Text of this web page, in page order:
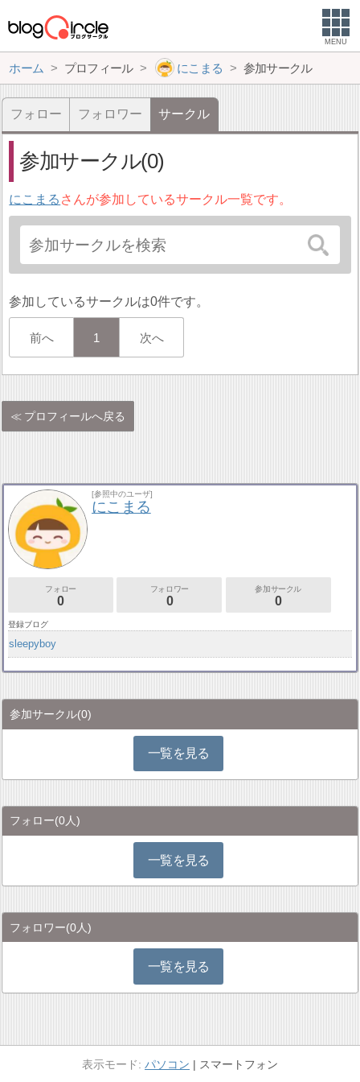
MENU
ホーム プロフィール にこまる 参加サークル
フォロー フォロワー サークル
参加サークル(0)
にこまる さんが参加しているサークル一覧です。
参加しているサークルは0件です。
前へ 1 次へ
プロフィールへ戻る
[参照中のユーザ]
にこまる
フォロー
0
フォロワー
0
参加サークル
0
登録ブログ
sleepyboy
参加サークル(0)
一覧を見る
フォロー(0人)
一覧を見る
フォロワー(0人)
一覧を見る
パソコン スマートフォン